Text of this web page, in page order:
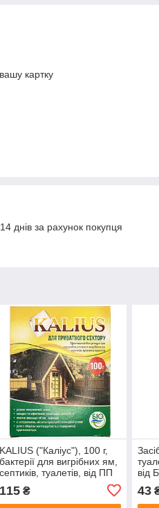
картку
днів за рахунок покупця
KALIUS ("Каліус"), 100 г,
бактерії для вигрібних ям,
септиків, туалетів, від ПП
115₴
від
43